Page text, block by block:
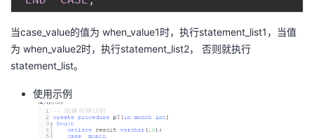
当case_value的值为 when_value1时，执行statement_list1，当值
为 when_value2时，执行statement_list2， 否则就执行
statement_list。
使用示例